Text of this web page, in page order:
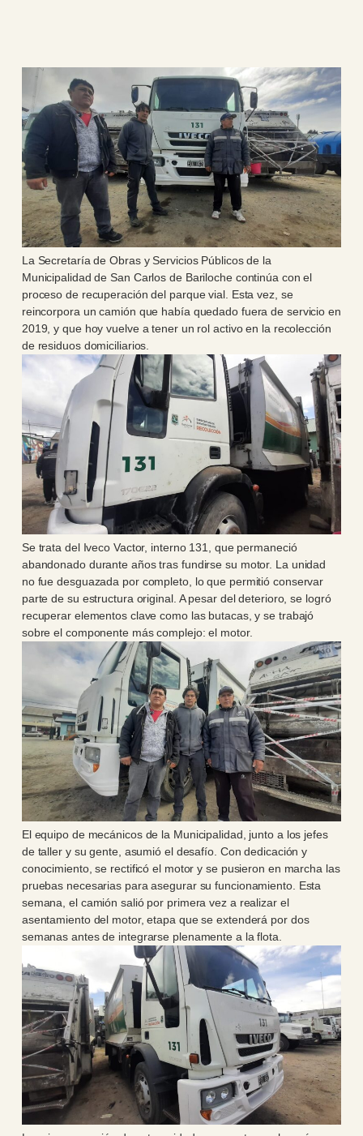
La Secretaría de Obras y Servicios Públicos de la
Municipalidad de San Carlos de Bariloche continúa con el
proceso de recuperación del parque vial. Esta vez, se
reincorpora un camión que había quedado fuera de servicio en
2019, y que hoy vuelve a tener un rol activo en la recolección
de residuos domiciliarios.
Se trata del Iveco Vactor, interno 131, que permaneció
abandonado durante años tras fundirse su motor. La unidad
no fue desguazada por completo, lo que permitió conservar
parte de su estructura original. A pesar del deterioro, se logró
recuperar elementos clave como las butacas, y se trabajó
sobre el componente más complejo: el motor.
El equipo de mecánicos de la Municipalidad, junto a los jefes
de taller y su gente, asumió el desafío. Con dedicación y
conocimiento, se rectificó el motor y se pusieron en marcha las
pruebas necesarias para asegurar su funcionamiento. Esta
semana, el camión salió por primera vez a realizar el
asentamiento del motor, etapa que se extenderá por dos
semanas antes de integrarse plenamente a la flota.